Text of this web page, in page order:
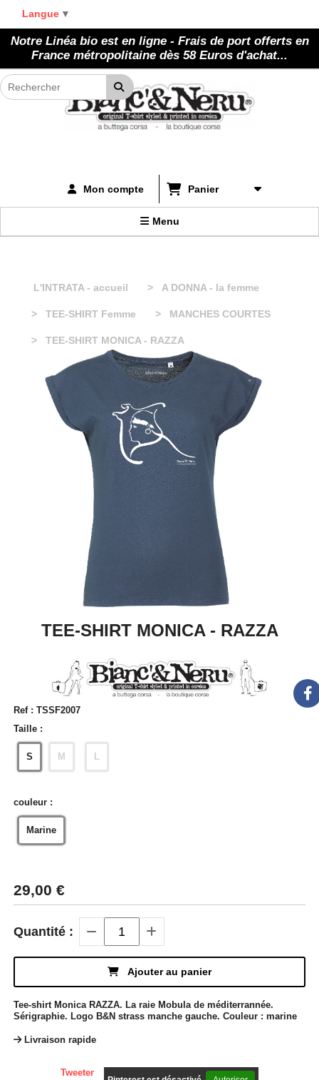
Notre Linéa bio est en ligne - Frais de port offerts en
France métropolitaine dès 58 Euros d'achat...
Mon compte Panier
Menu
L'INTRATA - accueil A DONNA - la femme
TEE-SHIRT Femme MANCHES COURTES
TEE-SHIRT MONICA - RAZZA
TEE-SHIRT MONICA - RAZZA
Ref : TSSF2007
Taille :
S M L
couleur :
Marine
29,00 €
Quantité :
Ajouter au panier
Tee-shirt Monica RAZZA. La raie Mobula de méditerrannée.
Sérigraphie. Logo B&N strass manche gauche. Couleur : marine
Livraison rapide
Tweeter
Langue ▼